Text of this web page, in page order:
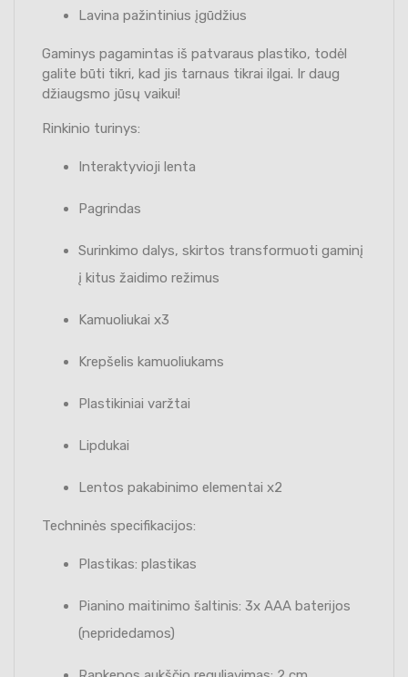
Lavina pažintinius įgūdžius
Gaminys pagamintas iš patvaraus plastiko, todėl
galite būti tikri, kad jis tarnaus tikrai ilgai. Ir daug
džiaugsmo jūsų vaikui!
Rinkinio turinys:
Interaktyvioji lenta
Pagrindas
Surinkimo dalys, skirtos transformuoti gaminį
į kitus žaidimo režimus
Kamuoliukai x3
Krepšelis kamuoliukams
Plastikiniai varžtai
Lipdukai
Lentos pakabinimo elementai x2
Techninės specifikacijos:
Plastikas: plastikas
Pianino maitinimo šaltinis: 3x AAA baterijos
(nepridedamos)